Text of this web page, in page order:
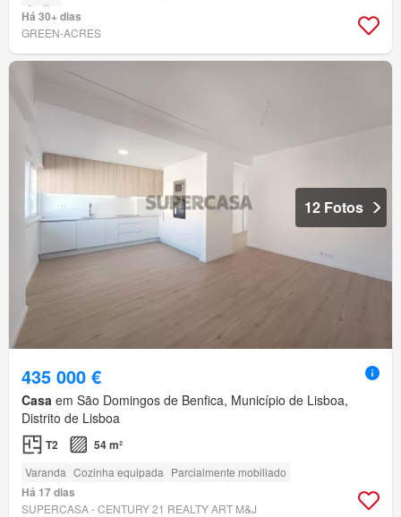
Jardim
Há 30+ dias
GREEN-ACRES
12 Fotos
435 000 €
Casa em São Domingos de Benfica, Município de Lisboa,
Distrito de Lisboa
T2 54 m²
Varanda Cozinha equipada Parcialmente mobiliado
Há 17 dias
SUPERCASA - CENTURY 21 REALTY ART M&J